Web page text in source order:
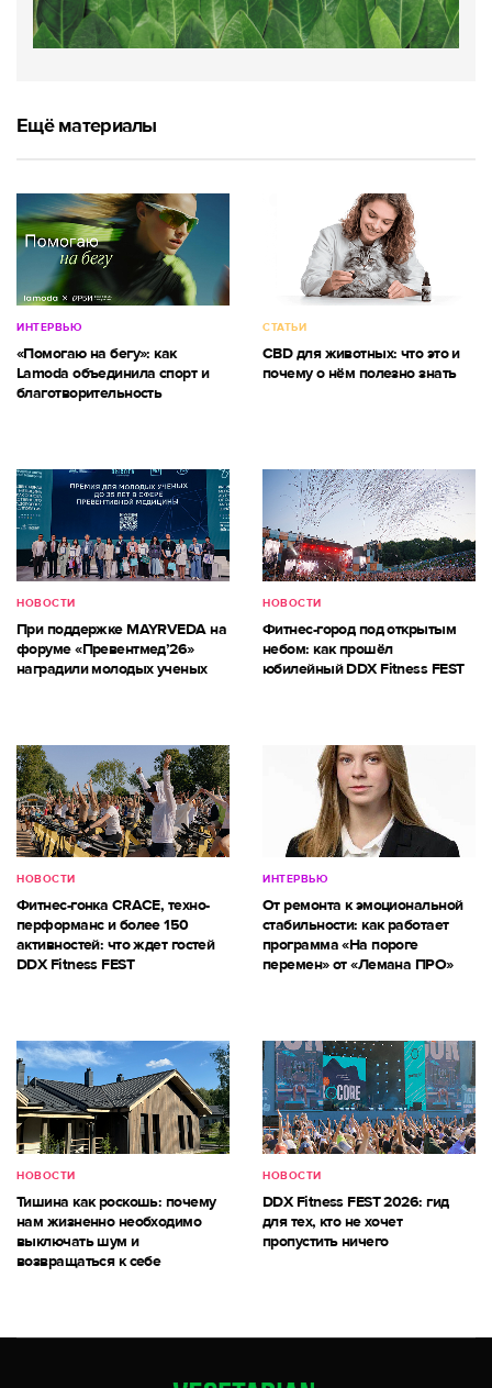
Ещё материалы
ИНТЕРВЬЮ
«Помогаю на бегу»: как
Lamoda объединила спорт и
благотворительность
СТАТЬИ
CBD для животных: что это и
почему о нём полезно знать
НОВОСТИ
При поддержке MAYRVEDA на
форуме «Превентмед’26»
наградили молодых ученых
НОВОСТИ
Фитнес-город под открытым
небом: как прошёл
юбилейный DDX Fitness FEST
НОВОСТИ
Фитнес-гонка CRACE, техно-
перформанс и более 150
активностей: что ждет гостей
DDX Fitness FEST
ИНТЕРВЬЮ
От ремонта к эмоциональной
стабильности: как работает
программа «На пороге
перемен» от «Лемана ПРО»
НОВОСТИ
Тишина как роскошь: почему
нам жизненно необходимо
выключать шум и
возвращаться к себе
НОВОСТИ
DDX Fitness FEST 2026: гид
для тех, кто не хочет
пропустить ничего